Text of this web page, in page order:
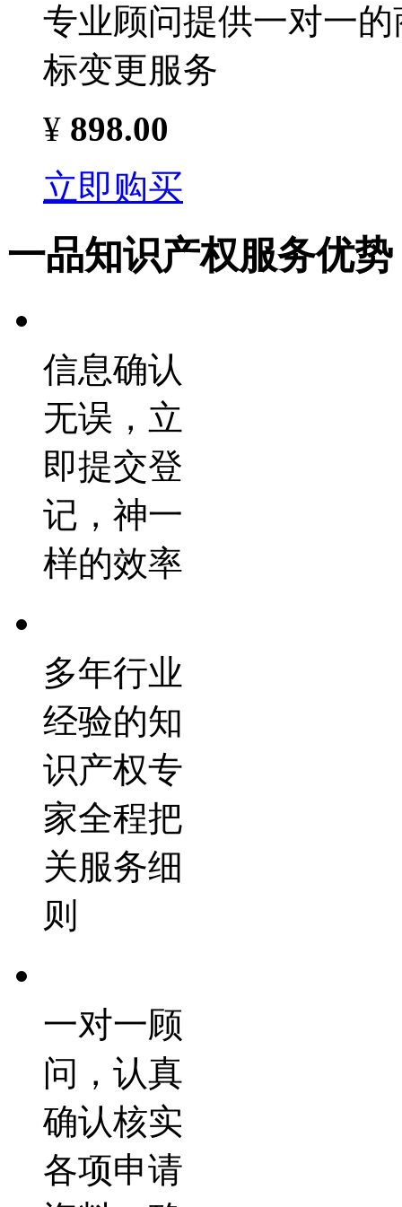
专业顾问提供一对一的
标变更服务
¥ 898.00
立即购买
一品知识产权服务优势
信息确认
无误，立
即提交登
记，神一
样的效率
多年行业
经验的知
识产权专
家全程把
关服务细
则
一对一顾
问，认真
确认核实
各项申请